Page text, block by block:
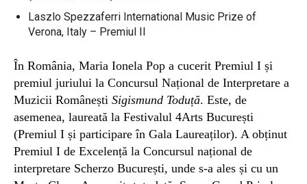
Laszlo Spezzaferri International Music Prize of
Verona, Italy – Premiul II
În România, Maria Ionela Pop a cucerit Premiul I și
premiul juriului la Concursul Național de Interpretare a
Muzicii Românești Sigismund Toduță. Este, de
asemenea, laureată la Festivalul 4Arts București
(Premiul I și participare în Gala Laureaților). A obținut
Premiul I de Excelență la Concursul național de
interpretare Scherzo București, unde s-a ales și cu un